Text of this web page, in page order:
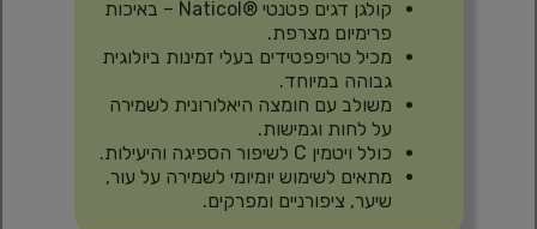
קולגן דגים פטנטי ®Naticol – באיכות
פרימיום מצרפת.
מכיל טריפפטידים בעלי זמינות ביולוגית
גבוהה במיוחד.
משולב עם חומצה היאלורונית לשמירה
על לחות וגמישות.
כולל ויטמין C לשיפור הספיגה והיעילות.
מתאים לשימוש יומיומי לשמירה על עור,
שיער, ציפורניים ומפרקים.